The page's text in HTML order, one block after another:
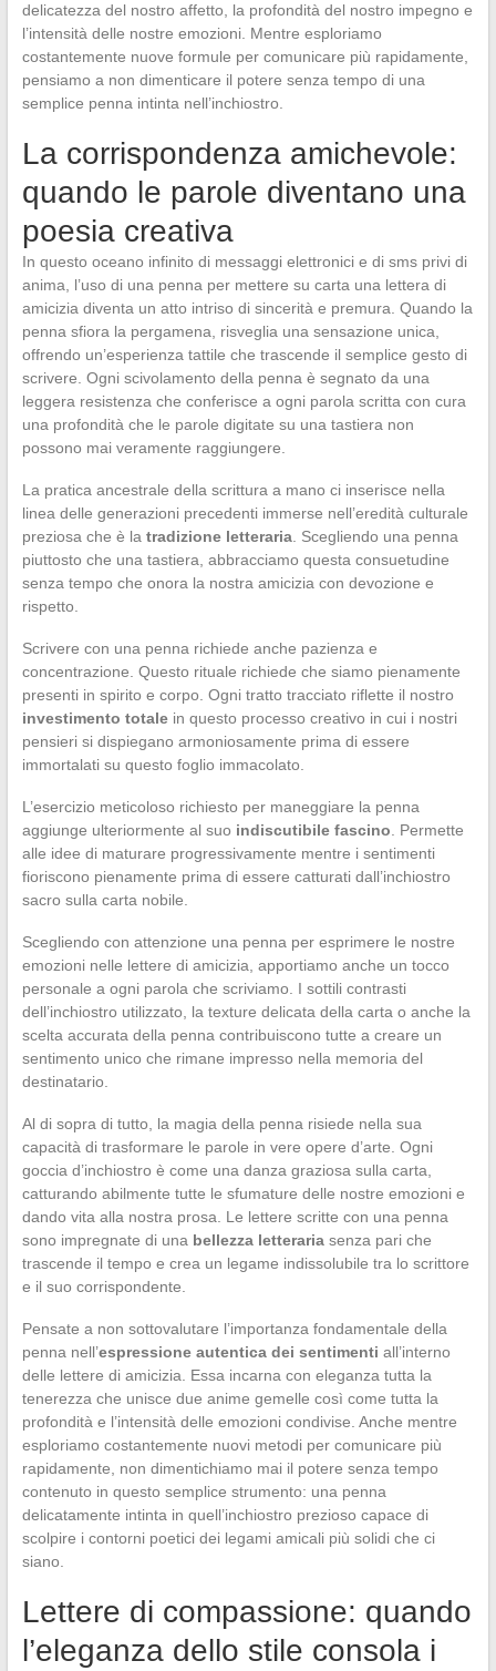
delicatezza del nostro affetto, la profondità del nostro impegno e
l’intensità delle nostre emozioni. Mentre esploriamo
costantemente nuove formule per comunicare più rapidamente,
pensiamo a non dimenticare il potere senza tempo di una
semplice penna intinta nell’inchiostro.
La corrispondenza amichevole:
quando le parole diventano una
poesia creativa
In questo oceano infinito di messaggi elettronici e di sms privi di
anima, l’uso di una penna per mettere su carta una lettera di
amicizia diventa un atto intriso di sincerità e premura. Quando la
penna sfiora la pergamena, risveglia una sensazione unica,
offrendo un’esperienza tattile che trascende il semplice gesto di
scrivere. Ogni scivolamento della penna è segnato da una
leggera resistenza che conferisce a ogni parola scritta con cura
una profondità che le parole digitate su una tastiera non
possono mai veramente raggiungere.
La pratica ancestrale della scrittura a mano ci inserisce nella
linea delle generazioni precedenti immerse nell’eredità culturale
preziosa che è la tradizione letteraria. Scegliendo una penna
piuttosto che una tastiera, abbracciamo questa consuetudine
senza tempo che onora la nostra amicizia con devozione e
rispetto.
Scrivere con una penna richiede anche pazienza e
concentrazione. Questo rituale richiede che siamo pienamente
presenti in spirito e corpo. Ogni tratto tracciato riflette il nostro
investimento totalein questo processo creativo in cui i nostri
pensieri si dispiegano armoniosamente prima di essere
immortalati su questo foglio immacolato.
L’esercizio meticoloso richiesto per maneggiare la penna
aggiunge ulteriormente al suo indiscutibile fascino . Permette
alle idee di maturare progressivamente mentre i sentimenti
fioriscono pienamente prima di essere catturati dall’inchiostro
sacro sulla carta nobile.
Scegliendo con attenzione una penna per esprimere le nostre
emozioni nelle lettere di amicizia, apportiamo anche un tocco
personale a ogni parola che scriviamo. I sottili contrasti
dell’inchiostro utilizzato, la texture delicata della carta o anche la
scelta accurata della penna contribuiscono tutte a creare un
sentimento unico che rimane impresso nella memoria del
destinatario.
Al di sopra di tutto, la magia della penna risiede nella sua
capacità di trasformare le parole in vere opere d’arte. Ogni
goccia d’inchiostro è come una danza graziosa sulla carta,
catturando abilmente tutte le sfumature delle nostre emozioni e
dando vita alla nostra prosa. Le lettere scritte con una penna
sono impregnate di una bellezza letterariasenza pari che
trascende il tempo e crea un legame indissolubile tra lo scrittore
e il suo corrispondente.
Pensate a non sottovalutare l’importanza fondamentale della
penna nell’espressione autentica dei sentimenti all’interno
delle lettere di amicizia. Essa incarna con eleganza tutta la
tenerezza che unisce due anime gemelle così come tutta la
profondità e l’intensità delle emozioni condivise. Anche mentre
esploriamo costantemente nuovi metodi per comunicare più
rapidamente, non dimentichiamo mai il potere senza tempo
contenuto in questo semplice strumento: una penna
delicatamente intinta in quell’inchiostro prezioso capace di
scolpire i contorni poetici dei legami amicali più solidi che ci
siano.
Lettere di compassione: quando
l’eleganza dello stile consola i